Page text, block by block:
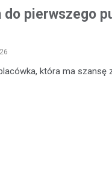
pierwszego
która ma